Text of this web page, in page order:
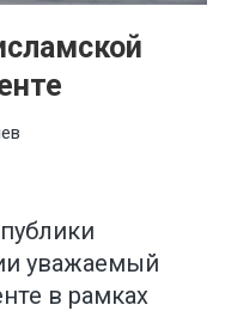
уважаемый
в рамках